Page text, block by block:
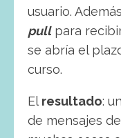
usuario.
pullpara
se abría el
curso.
El resultado:
de mensajes